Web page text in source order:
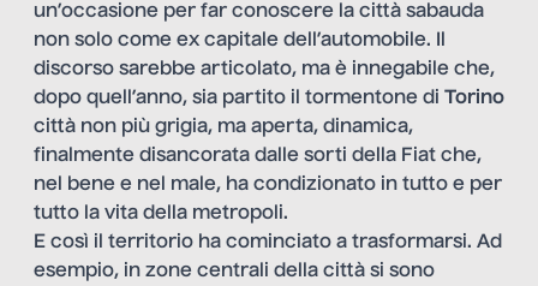
un’occasione per far conoscere la città sabauda
non solo come ex capitale dell’automobile. Il
discorso sarebbe articolato, ma è innegabile che,
dopo quell’anno, sia partito il tormentone di Torino
città non più grigia, ma aperta, dinamica,
finalmente disancorata dalle sorti della Fiat che,
nel bene e nel male, ha condizionato in tutto e per
tutto la vita della metropoli.
E così il territorio ha cominciato a trasformarsi. Ad
esempio, in zone centrali della città si sono